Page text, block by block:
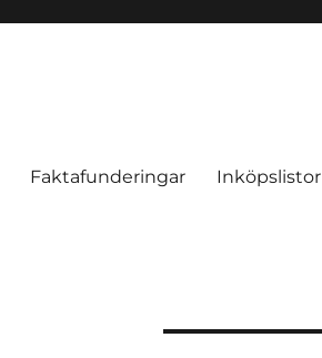
Faktafunderingar Inköpslistor